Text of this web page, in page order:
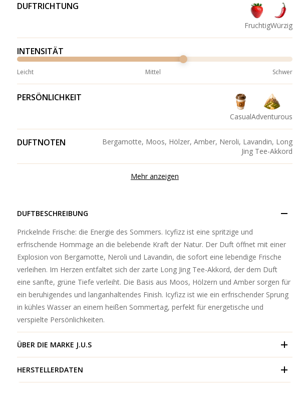
DUFTRICHTUNG
FruchtigWürzig
INTENSITÄT
Leicht Mittel Schwer
PERSÖNLICHKEIT
CasualAdventurous
DUFTNOTEN
Bergamotte, Moos, Hölzer, Amber, Neroli, Lavandin, Long
Jing Tee-Akkord
Mehr anzeigen
DUFTBESCHREIBUNG
Prickelnde Frische: die Energie des Sommers. Icyfizz ist eine spritzige und
erfrischende Hommage an die belebende Kraft der Natur. Der Duft öffnet mit einer
Explosion von Bergamotte, Neroli und Lavandin, die sofort eine lebendige Frische
verleihen. Im Herzen entfaltet sich der zarte Long Jing Tee-Akkord, der dem Duft
eine sanfte, grüne Tiefe verleiht. Die Basis aus Moos, Hölzern und Amber sorgen für
ein beruhigendes und langanhaltendes Finish. Icyfizz ist wie ein erfrischender Sprung
in kühles Wasser an einem heißen Sommertag, perfekt für energetische und
verspielte Persönlichkeiten.
ÜBER DIE MARKE J.U.S
HERSTELLERDATEN